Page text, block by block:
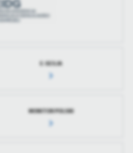
E-SESJA
MONITOR POLSKI